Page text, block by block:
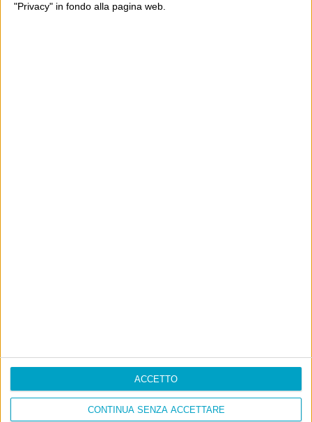
"Privacy" in fondo alla pagina web.
CONTINUA SENZA ACCETTARE
ACCETTO